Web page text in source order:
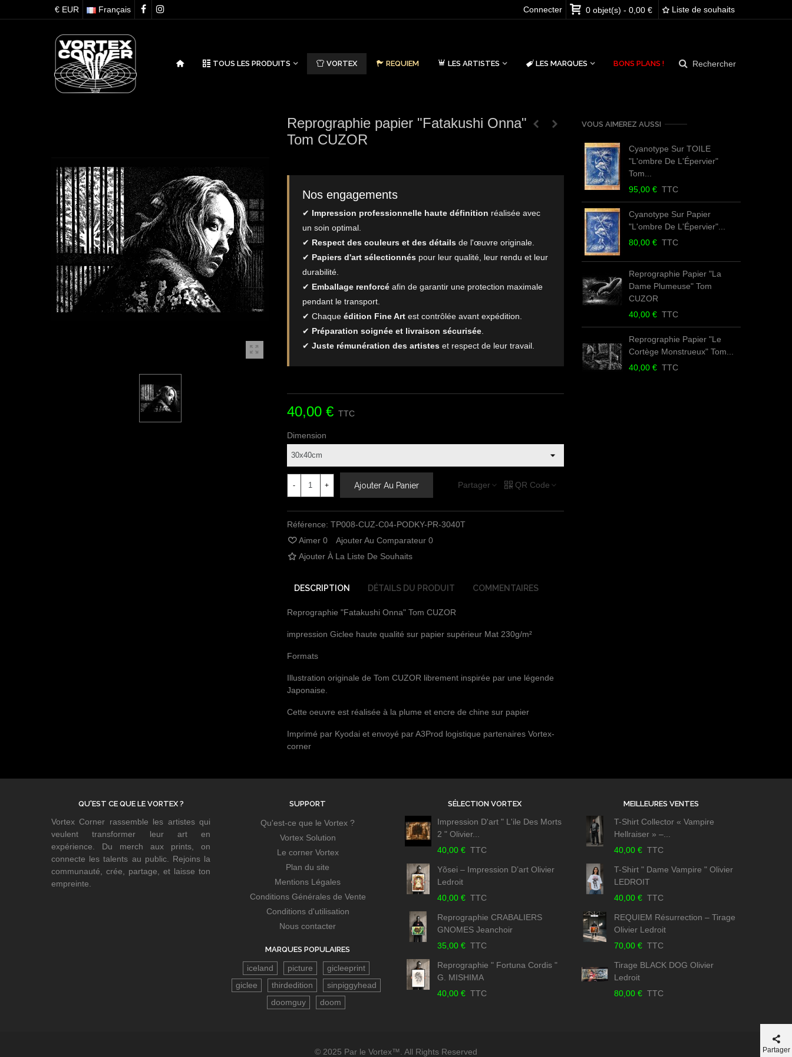
€ EUR Français Connecter 0 objet(s) - 0,00 € Liste de souhaits
TOUS LES PRODUITS VORTEX REQUIEM LES ARTISTES LES MARQUES BONS PLANS ! Rechercher
Reprographie papier "Fatakushi Onna"
Tom CUZOR
Nos engagements
✔ Impression professionnelle haute définition réalisée avec
un soin optimal.
✔ Respect des couleurs et des détailsde l'œuvre originale.
✔ Papiers d'art sélectionnéspour leur qualité, leur rendu et leur
durabilité.
✔ Emballage renforcéafin de garantir une protection maximale
pendant le transport.
✔ Chaque édition Fine Artest contrôlée avant expédition.
✔ Préparation soignée et livraison sécurisée.
✔ Juste rémunération des artisteset respect de leur travail.
40,00 € TTC
Dimension
- + Ajouter Au Panier Partager QR Code
Référence: TP008-CUZ-C04-PODKY-PR-3040T
Aimer 0 Ajouter Au Comparateur 0
Ajouter À La Liste De Souhaits
DESCRIPTION DÉTAILS DU PRODUIT COMMENTAIRES
Reprographie "Fatakushi Onna" Tom CUZOR
impression Giclee haute qualité sur papier supérieur Mat 230g/m²
Formats
Illustration originale de Tom CUZOR librement inspirée par une légende
Japonaise.
Cette oeuvre est réalisée à la plume et encre de chine sur papier
Imprimé par Kyodai et envoyé par A3Prod logistique partenaires Vortex-
corner
VOUS AIMEREZ AUSSI
Cyanotype Sur TOILE
"L'ombre De L'Épervier"
Tom...
95,00 € TTC
Cyanotype Sur Papier
"L'ombre De L'Épervier"...
80,00 € TTC
Reprographie Papier "La
Dame Plumeuse" Tom
CUZOR
40,00 € TTC
Reprographie Papier "Le
Cortège Monstrueux" Tom...
40,00 € TTC
QU'EST CE QUE LE VORTEX ?
Vortex Corner rassemble les artistes qui
veulent transformer leur art en
expérience. Du merch aux prints, on
connecte les talents au public. Rejoins la
communauté, crée, partage, et laisse ton
empreinte.
SUPPORT
Qu'est-ce que le Vortex ?
Vortex Solution
Le corner Vortex
Plan du site
Mentions Légales
Conditions Générales de Vente
Conditions d'utilisation
Nous contacter
MARQUES POPULAIRES
iceland picture
gicleeprint
giclee
thirdedition
sinpiggyhead
doomguy
doom
SÉLECTION VORTEX
Impression D'art " L'ile Des Morts
2 " Olivier...
40,00 € TTC
Yõsei – Impression D’art Olivier
Ledroit
40,00 € TTC
Reprographie CRABALIERS
GNOMES Jeanchoir
35,00 € TTC
Reprographie " Fortuna Cordis "
G. MISHIMA
40,00 € TTC
MEILLEURES VENTES
T-Shirt Collector « Vampire
Hellraiser » –...
40,00 € TTC
T-Shirt " Dame Vampire " Olivier
LEDROIT
40,00 € TTC
REQUIEM Résurrection – Tirage
Olivier Ledroit
70,00 € TTC
Tirage BLACK DOG Olivier
Ledroit
80,00 € TTC
© 2025 Par le Vortex™. All Rights Reserved Partager